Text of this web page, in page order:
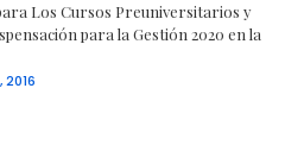
Los Cursos Preuniversitarios y
para la Gestión 2020 en la
2016